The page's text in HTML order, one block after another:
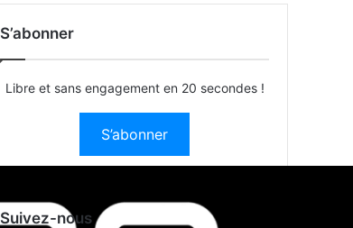
S’abonner
Libre et sans engagement en 20 secondes !
S’abonner
Suivez-nous